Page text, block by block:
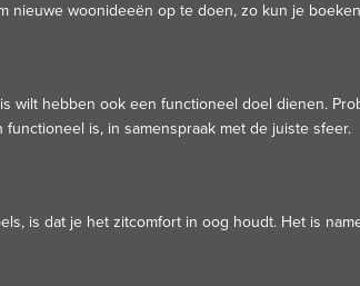
nieuwe woonideeën op te doen, zo kun je
wilt hebben ook een functioneel doel dienen.
is, in samenspraak met de juiste sfeer.
is dat je het zitcomfort in oog houdt. Het is